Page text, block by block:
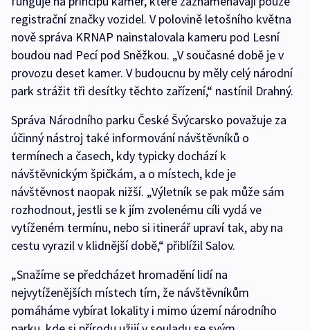
registrační značky vozidel. V polovině letošního května
nově správa KRNAP nainstalovala kameru pod Lesní
boudou nad Pecí pod Sněžkou. „V současné době je v
provozu deset kamer. V budoucnu by měly celý národní
park strážit tři desítky těchto zařízení,“ nastínil Drahný.
Správa Národního parku České Švýcarsko považuje za
účinný nástroj také informování návštěvníků o
termínech a časech, kdy typicky dochází k
návštěvnickým špičkám, a o místech, kde je
návštěvnost naopak nižší. „Výletník se pak může sám
rozhodnout, jestli se k jím zvolenému cíli vydá ve
vytíženém termínu, nebo si itinerář upraví tak, aby na
cestu vyrazil v klidnější době,“ přiblížil Salov.
„Snažíme se předcházet hromadění lidí na
nejvytíženějších místech tím, že návštěvníkům
pomáháme vybírat lokality i mimo území národního